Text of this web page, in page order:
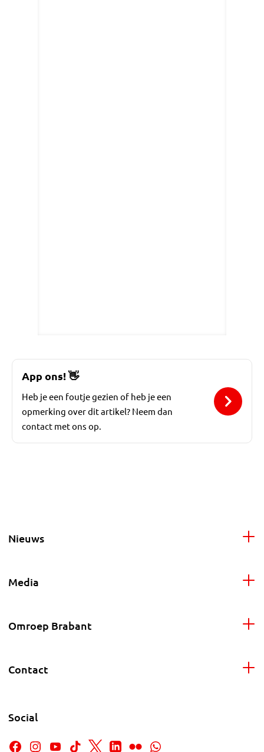
App ons!👋
Heb je een foutje gezien of heb je een
opmerking over dit artikel? Neem dan
contact met ons op.
Nieuws
Media
Omroep Brabant
Contact
Social